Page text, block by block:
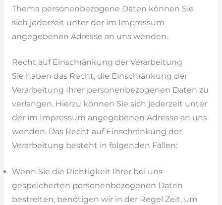
Thema personenbezogene Daten können Sie
sich jederzeit unter der im Impressum
angegebenen Adresse an uns wenden.
Recht auf Einschränkung der Verarbeitung
Sie haben das Recht, die Einschränkung der
Verarbeitung Ihrer personenbezogenen Daten zu
verlangen. Hierzu können Sie sich jederzeit unter
der im Impressum angegebenen Adresse an uns
wenden. Das Recht auf Einschränkung der
Verarbeitung besteht in folgenden Fällen:
Wenn Sie die Richtigkeit Ihrer bei uns
gespeicherten personenbezogenen Daten
bestreiten, benötigen wir in der Regel Zeit, um